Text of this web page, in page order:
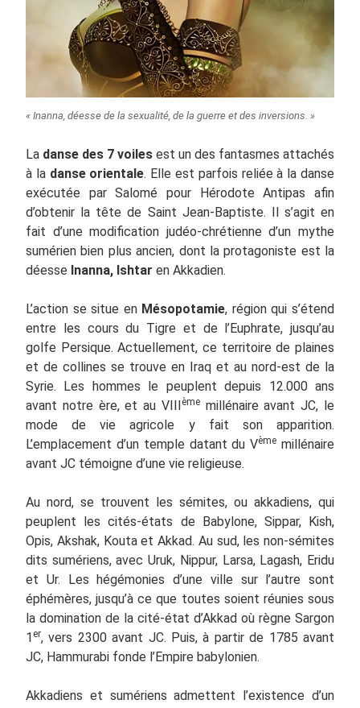
« Inanna, déesse de la sexualité, de la guerre et des inversions. »
La danse des 7 voiles est un des fantasmes attachés
à la danse orientale. Elle est parfois reliée à la danse
exécutée par Salomé pour Hérodote Antipas afin
d’obtenir la tête de Saint Jean-Baptiste. Il s’agit en
fait d’une modification judéo-chrétienne d’un mythe
sumérien bien plus ancien, dont la protagoniste est la
déesse Inanna, Ishtar en Akkadien.
L’action se situe en Mésopotamie, région qui s’étend
entre les cours du Tigre et de l’Euphrate, jusqu’au
golfe Persique. Actuellement, ce territoire de plaines
et de collines se trouve en Iraq et au nord-est de la
Syrie. Les hommes le peuplent depuis 12.000 ans
avant notre ère, et au VIIIèmemillénaire avant JC, le
mode de vie agricole y fait son apparition.
L’emplacement d’un temple datant du Vème millénaire
avant JC témoigne d’une vie religieuse.
Au nord, se trouvent les sémites, ou akkadiens, qui
peuplent les cités-états de Babylone, Sippar, Kish,
Opis, Akshak, Kouta et Akkad. Au sud, les non-sémites
dits sumériens, avec Uruk, Nippur, Larsa, Lagash, Eridu
et Ur. Les hégémonies d’une ville sur l’autre sont
éphémères, jusqu’à ce que toutes soient réunies sous
la domination de la cité-état d’Akkad où règne Sargon
1 er, vers 2300 avant JC. Puis, à partir de 1785 avant
JC, Hammurabi fonde l’Empire babylonien.
Akkadiens et sumériens admettent l’existence d’un